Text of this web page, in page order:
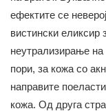
ефектите се
вистински еликсир
неутрализирање
пори, за кожа со
направите
кожа. Од друга